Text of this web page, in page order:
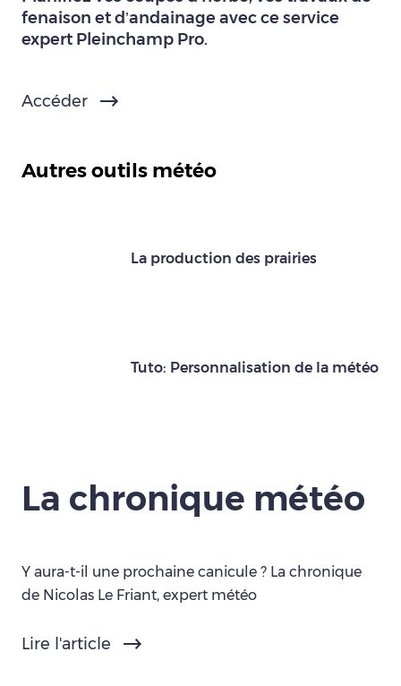
fenaison et d’andainage avec ce service
expert Pleinchamp Pro.
Accéder
Autres outils météo
La production des prairies
Tuto: Personnalisation de la météo
La chronique météo
Y aura-t-il une prochaine canicule ? La chronique
de Nicolas Le Friant, expert météo
Lire l'article